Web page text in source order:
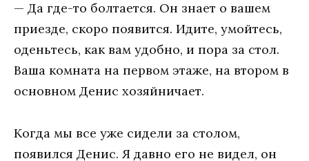
— Да где-то болтается. Он знает о вашем
приезде, скоро появится. Идите, умойтесь,
оденьтесь, как вам удобно, и пора за стол.
Ваша комната на первом этаже, на втором в
основном Денис хозяйничает.
Когда мы все уже сидели за столом,
появился Денис. Я давно его не видел, он